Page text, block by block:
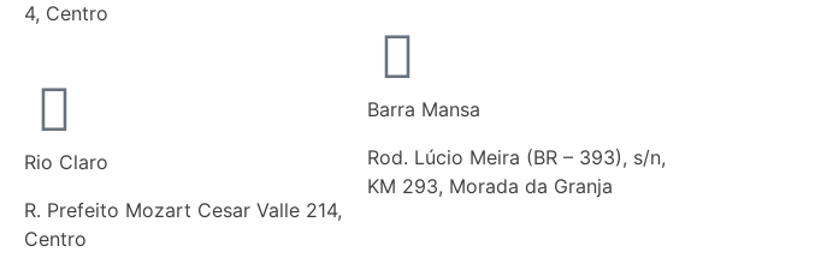
4, Centro
Rio Claro
R. Prefeito Mozart Cesar Valle 214,
Centro
Barra Mansa
Rod. Lúcio Meira (BR – 393), s/n,
KM 293, Morada da Granja